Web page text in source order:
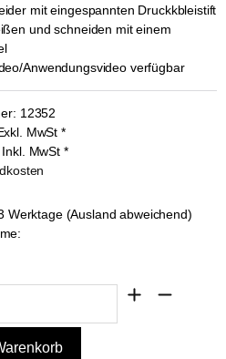
12352
MwSt *
Inkl. MwSt *
Werktage (Ausland abweichend)